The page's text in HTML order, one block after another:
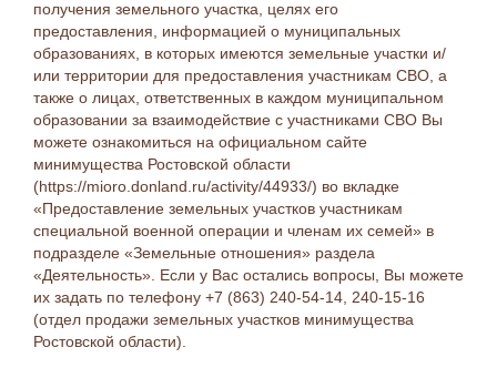
получения земельного участка, целях его
предоставления, информацией о муниципальных
образованиях, в которых имеются земельные участки и/
или территории для предоставления участникам СВО, а
также о лицах, ответственных в каждом муниципальном
образовании за взаимодействие с участниками СВО Вы
можете ознакомиться на официальном сайте
минимущества Ростовской области
(https://mioro.donland.ru/activity/44933/) во вкладке
«Предоставление земельных участков участникам
специальной военной операции и членам их семей» в
подразделе «Земельные отношения» раздела
«Деятельность». Если у Вас остались вопросы, Вы можете
их задать по телефону +7 (863) 240-54-14, 240-15-16
(отдел продажи земельных участков минимущества
Ростовской области).